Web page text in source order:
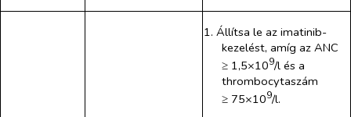
1. Állítsa le az imatinib-
kezelést, amíg az ANC
≥ 1,5×109/l és a
thrombocytaszám
≥ 75×109/l.